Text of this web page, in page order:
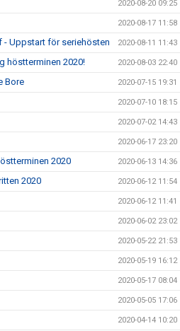
2020-08-20 09:25
2020-08-17 11:58
Uppstart för seriehösten 2020-08-11 11:43
höstterminen 2020! 2020-08-03 22:40
Bore 2020-07-15 19:31
2020-07-10 18:15
2020-07-02 14:43
2020-06-17 23:20
2020 2020-06-13 14:36
2020 2020-06-12 11:54
2020-06-12 11:41
2020-06-02 23:02
2020-05-22 21:53
2020-05-19 16:12
2020-05-17 08:04
2020-05-05 17:06
2020-04-14 10:20